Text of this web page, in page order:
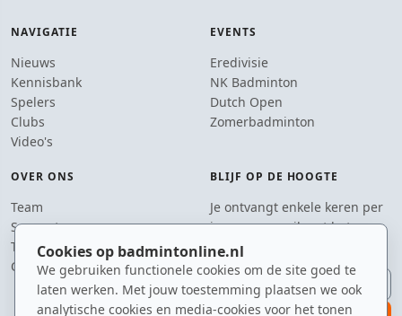
Cookies op badmintonline.nl
We gebruiken functionele cookies om de site goed te
laten werken. Met jouw toestemming plaatsen we ook
analytische cookies en media-cookies voor het tonen
NAVIGATIE
Nieuws
Kennisbank
Spelers
Clubs
Video's
EVENTS
Eredivisie
NK Badminton
Dutch Open
Zomerbadminton
OVER ONS
Team
Supporters
Tip de redactie
Contact
BLIJF OP DE HOOGTE
Je ontvangt enkele keren per
jaar een e-mail met het
laatste badmintonnieuws.
E-mailadres